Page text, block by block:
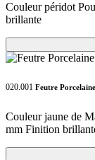
Couleur péridot
brillante
Loading...
Loading...
020.001 Feutre
Couleur jaune de
mm Finition
Loading...
Loading...